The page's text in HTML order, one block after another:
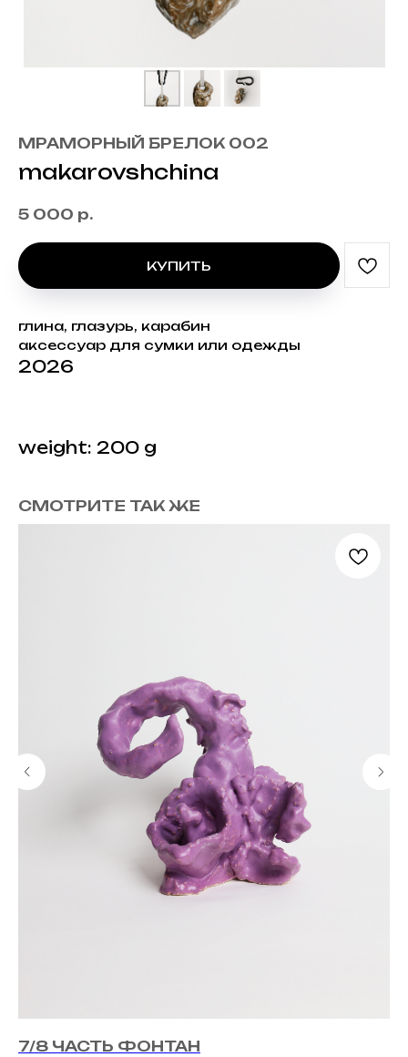
МРАМОРНЫЙ БРЕЛОК 002
makarovshchina
5 000 р.
КУПИТЬ
глина, глазурь, карабин
аксессуар для сумки или одежды
2026
weight: 200 g
СМОТРИТЕ ТАК ЖЕ
7/8 ЧАСТЬ ФОНТАН